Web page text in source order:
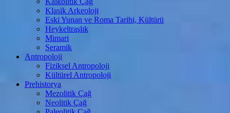
Klasik Arkeoloji
Eski Yunan ve Roma Tarihi, Kültürü
Heykeltraşlık
Mimari
Seramik
Antropoloji
Fiziksel Antropoloji
Kültürel Antropoloji
Prehistorya
Mezolitik Çağ
Neolitik Çağ